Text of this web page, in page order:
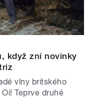
když zní novinky
vlny britského
Teprve druhé